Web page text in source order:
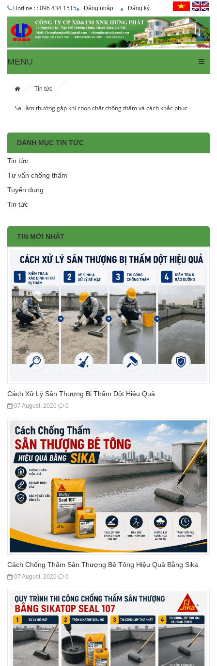
Hotline : : 096 434 1515 Đăng nhập Đăng ký
MENU
Tin tức
Sai lầm thường gặp khi chọn chất chống thấm và cách khắc phục
DANH MỤC TIN TỨC
Tin tức
Tư vấn chống thấm
Tuyển dụng
Tin tức
TIN MỚI NHẤT
Cách Xử Lý Sân Thượng Bị Thấm Dột Hiệu Quả
07 August, 2026 0
Cách Chống Thấm Sân Thượng Bê Tông Hiệu Quả Bằng Sika
07 August, 2026 0